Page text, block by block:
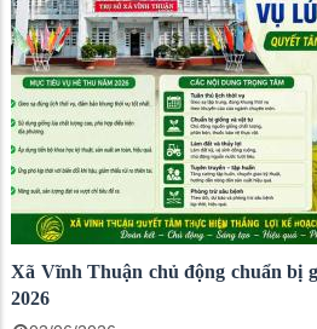
Xã Vĩnh Thuận chủ động chuẩn bị
2026